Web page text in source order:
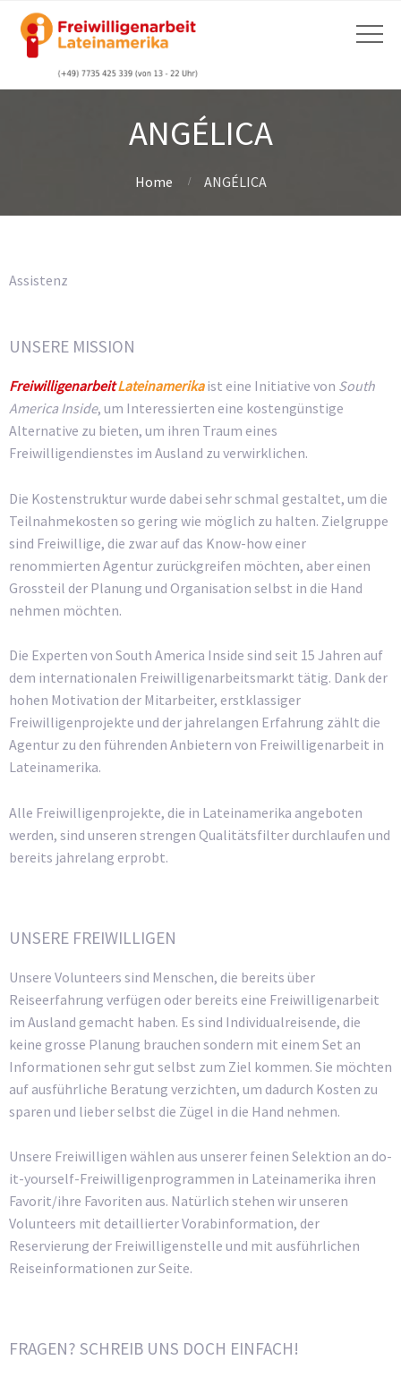
ANGÉLICA
Home ANGÉLICA
Assistenz
UNSERE MISSION
FreiwilligenarbeitLateinamerikaist eine Initiative von South
America Inside, um Interessierten eine kostengünstige
Alternative zu bieten, um ihren Traum eines
Freiwilligendienstes im Ausland zu verwirklichen.
Die Kostenstruktur wurde dabei sehr schmal gestaltet, um die
Teilnahmekosten so gering wie möglich zu halten. Zielgruppe
sind Freiwillige, die zwar auf das Know-how einer
renommierten Agentur zurückgreifen möchten, aber einen
Grossteil der Planung und Organisation selbst in die Hand
nehmen möchten.
Die Experten von South America Inside sind seit 15 Jahren auf
dem internationalen Freiwilligenarbeitsmarkt tätig. Dank der
hohen Motivation der Mitarbeiter, erstklassiger
Freiwilligenprojekte und der jahrelangen Erfahrung zählt die
Agentur zu den führenden Anbietern von Freiwilligenarbeit in
Lateinamerika.
Alle Freiwilligenprojekte, die in Lateinamerika angeboten
werden, sind unseren strengen Qualitätsfilter durchlaufen und
bereits jahrelang erprobt.
UNSERE FREIWILLIGEN
Unsere Volunteers sind Menschen, die bereits über
Reiseerfahrung verfügen oder bereits eine Freiwilligenarbeit
im Ausland gemacht haben. Es sind Individualreisende, die
keine grosse Planung brauchen sondern mit einem Set an
Informationen sehr gut selbst zum Ziel kommen. Sie möchten
auf ausführliche Beratung verzichten, um dadurch Kosten zu
sparen und lieber selbst die Zügel in die Hand nehmen.
Unsere Freiwilligen wählen aus unserer feinen Selektion an do-
it-yourself-Freiwilligenprogrammen in Lateinamerika ihren
Favorit/ihre Favoriten aus. Natürlich stehen wir unseren
Volunteers mit detaillierter Vorabinformation, der
Reservierung der Freiwilligenstelle und mit ausführlichen
Reiseinformationen zur Seite.
FRAGEN? SCHREIB UNS DOCH EINFACH!